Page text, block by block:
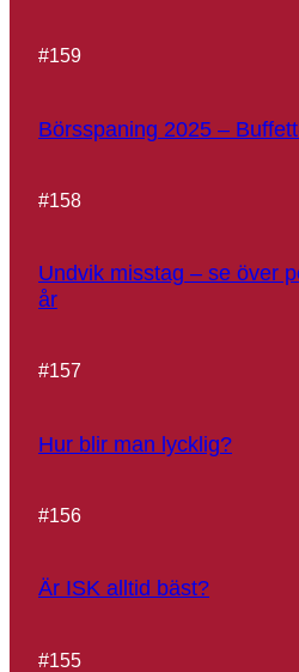
#159
Börsspaning 2025 –
#158
Undvik misstag – se över
år
#157
Hur blir man lycklig?
#156
Är ISK alltid bäst?
#155